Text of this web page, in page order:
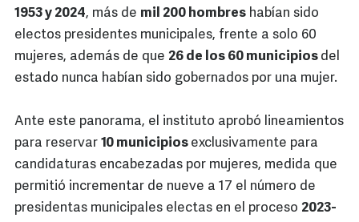
1953 y 2024, más de mil 200 hombres habían sido
electos presidentes municipales, frente a solo 60
mujeres, además de que 26 de los 60 municipios del
estado nunca habían sido gobernados por una mujer.
Ante este panorama, el instituto aprobó lineamientos
para reservar 10 municipios exclusivamente para
candidaturas encabezadas por mujeres, medida que
permitió incrementar de nueve a 17 el número de
presidentas municipales electas en el proceso 2023-